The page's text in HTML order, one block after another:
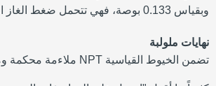
وبقياس 0.133 بوصة، فهي تتحمل ضغط الغاز النموذجي.
نهايات ملولبة
تضمن الخيوط القياسية NPT ملاءمة محكمة ومانعة للتسرب.